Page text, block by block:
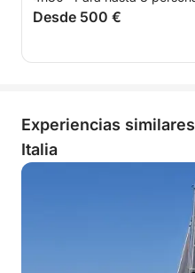
Desde 500 €
Experiencias
Italia